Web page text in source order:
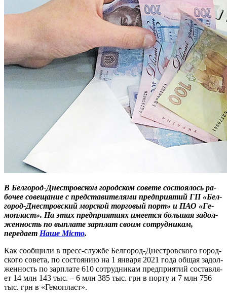
В Бел­го­род-Днес­тровском го­род­ском со­вете сос­то­ялось ра­
бочее со­веща­ние с пред­ста­вите­лями пред­при­ятий ГП «Бел­
го­род-Днес­тровский мор­ской тор­го­вый порт» и ПАО «Ге­
моп­ласт». На этих пред­при­яти­ях име­ет­ся боль­шая за­дол­
женность по вып­ла­те зар­плат сво­им сот­рудни­кам,
передает Наше Місто.
Как со­об­щи­ли в пресс-служ­бе Бел­го­род-Днес­тровско­го го­род­
ско­го со­вета, по сос­то­янию на 1 ян­ва­ря 2021 го­да об­щая за­дол­
женность по зар­пла­те 610 сот­рудни­кам пред­при­ятий сос­тавля­
ет 14 млн 143 тыс. – 6 млн 385 тыс. грн в пор­ту и 7 млн 756
тыс. грн в «Ге­моп­ласт».